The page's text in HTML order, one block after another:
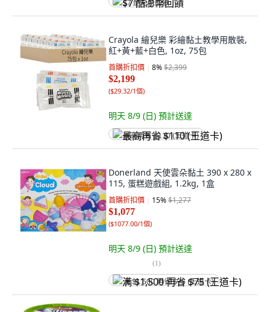
$7 酷澎幣回饋
Crayola 繪兒樂 彩繪黏土教學用散裝,
紅+黃+藍+白色, 1oz, 75包
首購折扣價 8%$2,399
$2,199
($29.32/1個)
明天 8/9 (日) 預計送達
最高再省 $110 (王道卡)
Donerland 天使雲朵黏土 390 x 280 x
115, 蛋糕遊戲組, 1.2kg, 1盒
首購折扣價 15%$1,277
$1,077
($1077.00/1個)
明天 8/9 (日) 預計送達
(1)
满 $1,500 再省 $75 (王道卡)